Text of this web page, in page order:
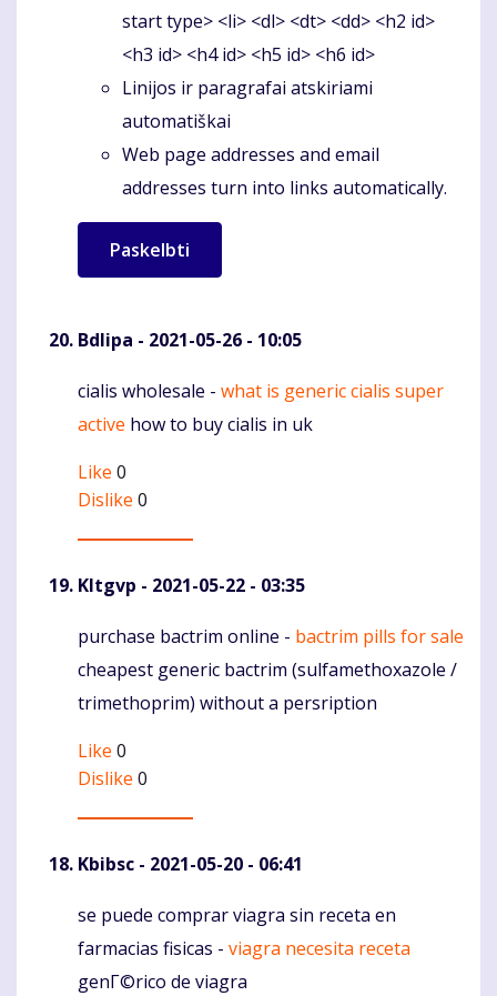
start type> <li> <dl> <dt> <dd> <h2 id>
<h3 id> <h4 id> <h5 id> <h6 id>
Linijos ir paragrafai atskiriami
automatiškai
Web page addresses and email
addresses turn into links automatically.
Bdlipa - 2021-05-26 - 10:05
Komentaras
cialis wholesale - what is generic cialis super
active how to buy cialis in uk
Like 0
Dislike 0
Kltgvp - 2021-05-22 - 03:35
Komentaras
purchase bactrim online - bactrim pills for sale
cheapest generic bactrim (sulfamethoxazole /
trimethoprim) without a persription
Like 0
Dislike 0
Kbibsc - 2021-05-20 - 06:41
Komentaras
se puede comprar viagra sin receta en
farmacias fisicas - viagra necesita receta
genГ©rico de viagra